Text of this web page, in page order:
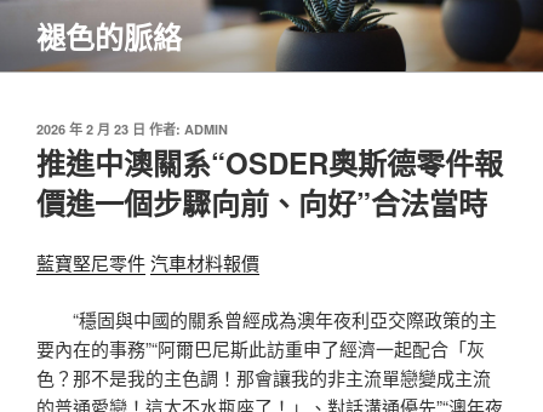
主
褪色的脈絡
發
佈
於
2026 年 2 月 23 日 作者: ADMIN
推進中澳關系“OSDER奧斯德零件報
價進一個步驟向前、向好”合法當時
藍寶堅尼零件汽車材料報價
“穩固與中國的關系曾經成為澳年夜利亞交際政策的主
要內在的事務”“阿爾巴尼斯此訪重申了經濟一起配合「灰
色？那不是我的主色調！那會讓我的非主流單戀變成主流
的普通愛戀！這太不水瓶座了！」、對話溝通優先”“澳年夜